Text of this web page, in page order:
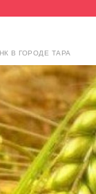
В ГОРОДЕ ТАРА